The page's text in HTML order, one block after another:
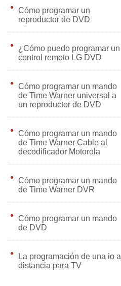
Cómo programar un
reproductor de DVD
¿Cómo puedo programar un
control remoto LG DVD
Cómo programar un mando
de Time Warner universal a
un reproductor de DVD
Cómo programar un mando
de Time Warner Cable al
decodificador Motorola
Cómo programar un mando
de Time Warner DVR
Cómo programar un mando
de DVD
La programación de una io a
distancia para TV